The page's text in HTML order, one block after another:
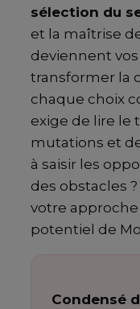
sélection du
et la maîtrise
deviennent
transformer la
chaque choix
exige de lire le
mutations et
à saisir les
des obstacles
votre
potentiel de
Condensé